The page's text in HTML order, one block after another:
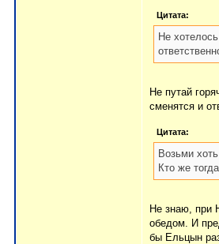
Цитата:
Не
Не путай
сменятся и
Цитата:
Возьми
Кто же
Не знаю, при
обедом. И
бы Ельцын